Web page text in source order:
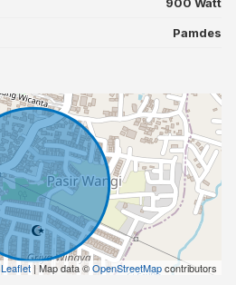
Pamdes
Leaflet | Map data ©OpenStreetMapcontributors